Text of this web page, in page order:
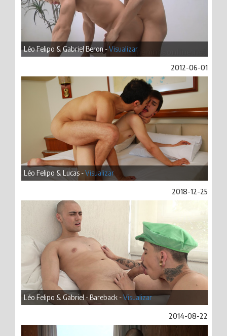
Léo Felipo & Gabriel Beron -Visualizar
2012-06-01
Léo Felipo & Lucas -Visualizar
2018-12-25
Léo Felipo & Gabriel - Bareback -Visualizar
2014-08-22